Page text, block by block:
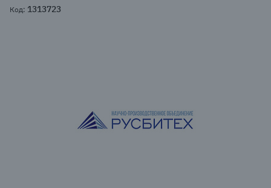
Код: 1313723